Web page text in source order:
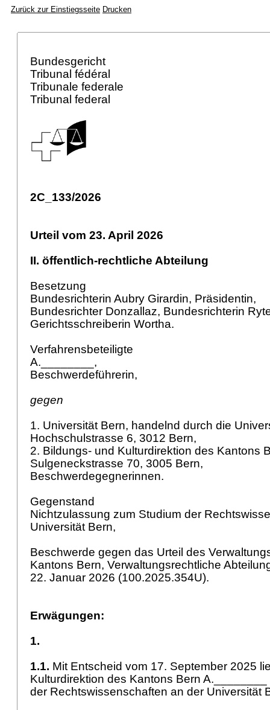
Zurück zur Einstiegsseite Drucken
Bundesgericht
Tribunal fédéral
Tribunale federale
Tribunal federal
2C_133/2026
Urteil vom 23. April 2026
II. öffentlich-rechtliche Abteilung
Besetzung
Bundesrichterin Aubry Girardin, Präsidentin,
Bundesrichter Donzallaz, Bundesrichterin
Gerichtsschreiberin Wortha.
Verfahrensbeteiligte
A.________,
Beschwerdeführerin,
gegen
1. Universität Bern, handelnd durch die
Hochschulstrasse 6, 3012 Bern,
2. Bildungs- und Kulturdirektion des Kantons
Sulgeneckstrasse 70, 3005 Bern,
Beschwerdegegnerinnen.
Gegenstand
Nichtzulassung zum Studium der
Universität Bern,
Beschwerde gegen das Urteil des
Kantons Bern, Verwaltungsrechtliche
22. Januar 2026 (100.2025.354U).
Erwägungen:
1.
1.1. Mit Entscheid vom 17. September 2025
Kulturdirektion des Kantons Bern
der Rechtswissenschaften an der Universität